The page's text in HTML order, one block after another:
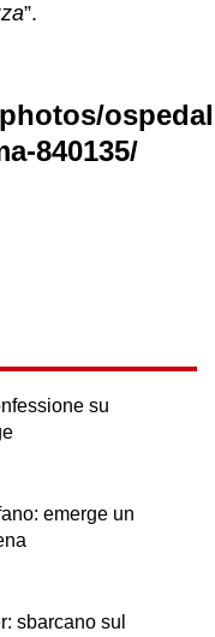
”.
840135/
su
emerge un
sbarcano sul